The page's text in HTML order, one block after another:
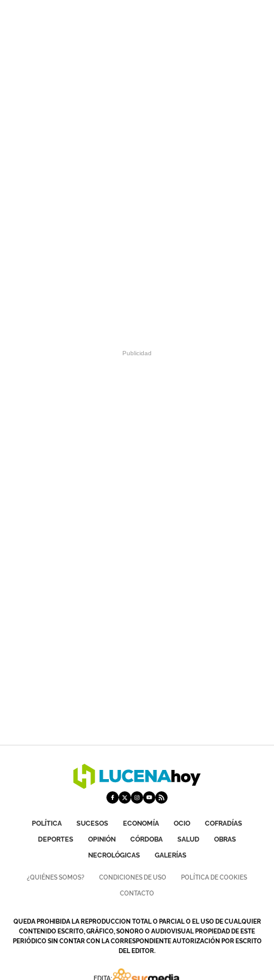
POLÍTICA SUCESOS ECONOMÍA OCIO
COFRADÍAS
DEPORTES
OPINIÓN CÓRDOBA SALUD
OBRAS
NECROLÓGICAS
GALERÍAS
¿QUIÉNES SOMOS? CONDICIONES DE USO POLÍTICA DE COOKIES
CONTACTO
QUEDA PROHIBIDA LA REPRODUCCION TOTAL O PARCIAL O EL USO DE CUALQUIER
CONTENIDO ESCRITO, GRÁFICO, SONORO O AUDIOVISUAL PROPIEDAD DE ESTE
PERIÓDICO SIN CONTAR CON LA CORRESPONDIENTE AUTORIZACIÓN POR ESCRITO
DEL EDITOR.
EDITA: